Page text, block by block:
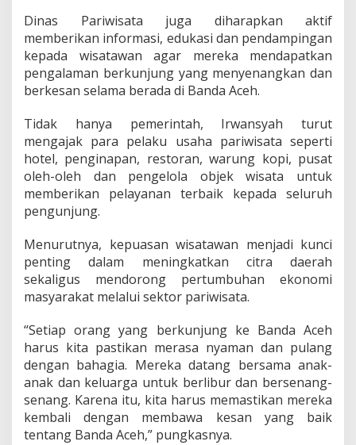
Dinas Pariwisata juga diharapkan aktif
memberikan informasi, edukasi dan pendampingan
kepada wisatawan agar mereka mendapatkan
pengalaman berkunjung yang menyenangkan dan
berkesan selama berada di Banda Aceh.
Tidak hanya pemerintah, Irwansyah turut
mengajak para pelaku usaha pariwisata seperti
hotel, penginapan, restoran, warung kopi, pusat
oleh-oleh dan pengelola objek wisata untuk
memberikan pelayanan terbaik kepada seluruh
pengunjung.
Menurutnya, kepuasan wisatawan menjadi kunci
penting dalam meningkatkan citra daerah
sekaligus mendorong pertumbuhan ekonomi
masyarakat melalui sektor pariwisata.
“Setiap orang yang berkunjung ke Banda Aceh
harus kita pastikan merasa nyaman dan pulang
dengan bahagia. Mereka datang bersama anak-
anak dan keluarga untuk berlibur dan bersenang-
senang. Karena itu, kita harus memastikan mereka
kembali dengan membawa kesan yang baik
tentang Banda Aceh,” pungkasnya.